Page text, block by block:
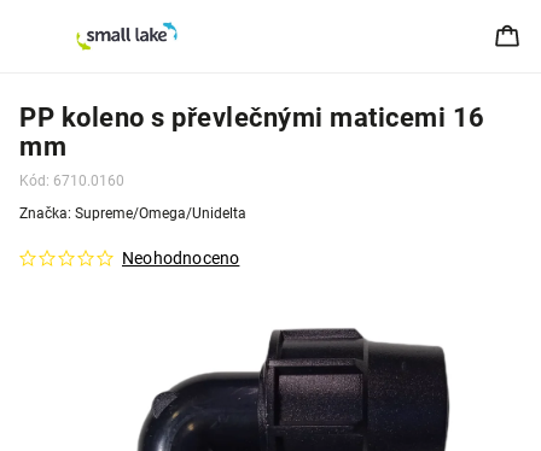
PP koleno s převlečnými maticemi 16
mm
Kód: 6710.0160
Neohodnoceno
Značka: Supreme/Omega/Unidelta